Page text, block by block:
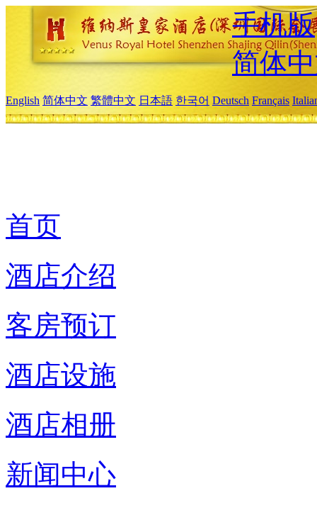
手机版
简体
English 简体中文 繁體中文 日本語 한국어 Deutsch Français
首页
酒店介绍
客房预订
酒店设施
酒店相册
新闻中心